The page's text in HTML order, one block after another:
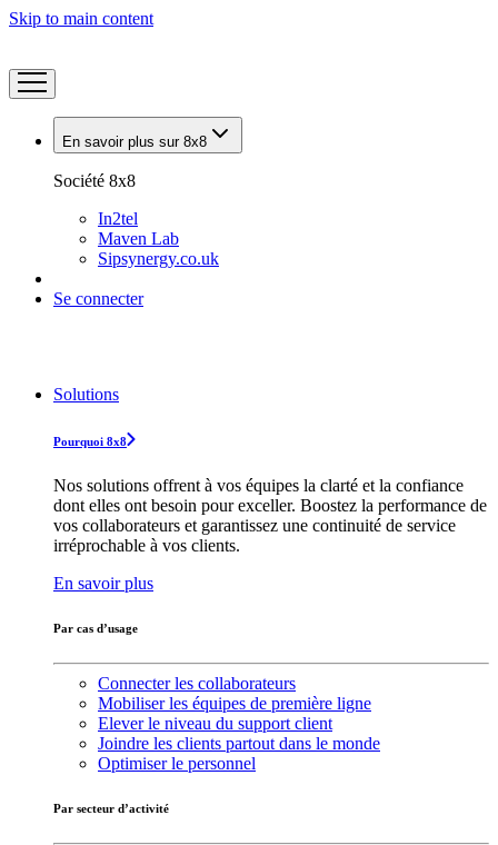
Skip to main content
En savoir plus sur 8x8
Société 8x8
In2tel
Maven Lab
Sipsynergy.co.uk
Se connecter
Solutions
Pourquoi 8x8
Nos solutions offrent à vos équipes la clarté et la confiance
dont elles ont besoin pour exceller. Boostez la performance de
vos collaborateurs et garantissez une continuité de service
irréprochable à vos clients.
En savoir plus
Par cas d’usage
Connecter les collaborateurs
Mobiliser les équipes de première ligne
Elever le niveau du support client
Joindre les clients partout dans le monde
Optimiser le personnel
Par secteur d’activité